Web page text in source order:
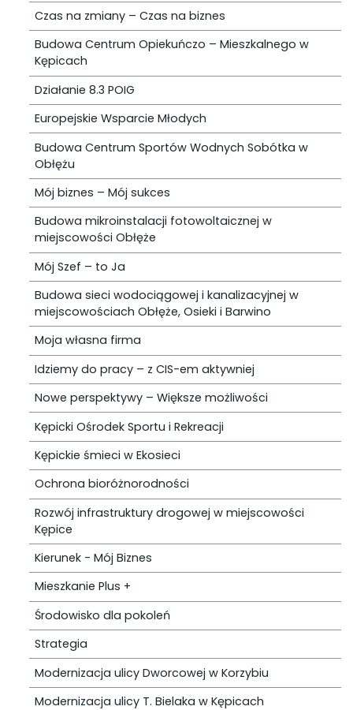
Czas na zmiany – Czas na biznes
Budowa Centrum Opiekuńczo – Mieszkalnego w
Kępicach
Działanie 8.3 POIG
Europejskie Wsparcie Młodych
Budowa Centrum Sportów Wodnych Sobótka w
Obłężu
Mój biznes – Mój sukces
Budowa mikroinstalacji fotowoltaicznej w
miejscowości Obłęże
Mój Szef – to Ja
Budowa sieci wodociągowej i kanalizacyjnej w
miejscowościach Obłęże, Osieki i Barwino
Moja własna firma
Idziemy do pracy – z CIS-em aktywniej
Nowe perspektywy – Większe możliwości
Kępicki Ośrodek Sportu i Rekreacji
Kępickie śmieci w Ekosieci
Ochrona bioróżnorodności
Rozwój infrastruktury drogowej w miejscowości
Kępice
Kierunek - Mój Biznes
Mieszkanie Plus +
Środowisko dla pokoleń
Strategia
Modernizacja ulicy Dworcowej w Korzybiu
Modernizacja ulicy T. Bielaka w Kępicach